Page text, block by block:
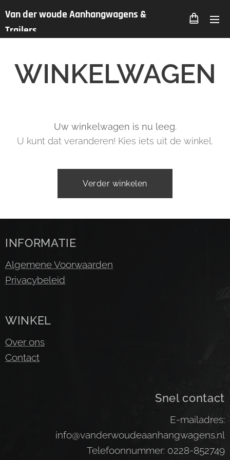
Van der woude Aanhangwagens &
Trailers
WINKELWAGEN
Uw winkelwagen is nu leeg.
U kunt dat veranderen! Kies iets uit de winkel.
Verder winkelen
INFORMATIE
Algemene Voorwaarden
Privacybeleid
WINKEL
Over ons
Contact
Snel contact
E-mailadres:
info@vanderwoudeaanhangwagens.nl
Telefoonnummer: 0228-852749